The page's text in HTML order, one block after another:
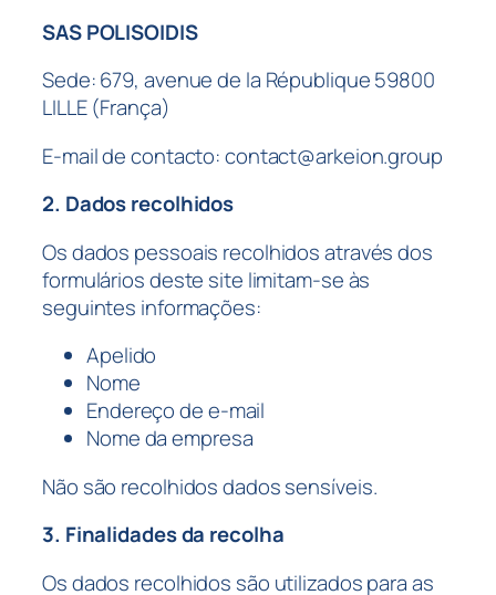
SAS POLISOIDIS
Sede: 679, avenue de la République 59800
LILLE (França)
E-mail de contacto: contact@arkeion.group
2. Dados recolhidos
Os dados pessoais recolhidos através dos
formulários deste site limitam-se às
seguintes informações:
Apelido
Nome
Endereço de e-mail
Nome da empresa
Não são recolhidos dados sensíveis.
3. Finalidades da recolha
Os dados recolhidos são utilizados para as